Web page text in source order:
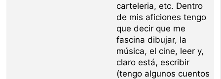
carteleria, etc. Dentro
de mis aficiones tengo
que decir que me
fascina dibujar, la
música, el cine, leer y,
claro está, escribir
(tengo algunos cuentos